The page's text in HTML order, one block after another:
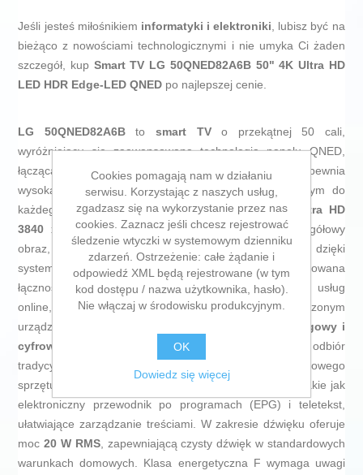
Jeśli jesteś miłośnikiem informatyki i elektroniki, lubisz być na
bieżąco z nowościami technologicznymi i nie umyka Ci żaden
szczegół, kup Smart TV LG 50QNED82A6B 50" 4K Ultra HD
LED HDR Edge-LED QNED po najlepszej cenie.
LG 50QNED82A6Bto smart TVo przekątnej 50 cali,
wyróżniający się zaawansowaną technologią panelu QNED,
łączącą kropki kwantowe i podświetlenie Mini LED, co zapewnia
wysoką jakość obrazu napłaskim ekranieoptymalnym do
każdego wnętrza. Telewizor marozdzielczość 4K Ultra HD
3840 x 2160 pikseli, gwarantującą wyraźny i szczegółowy
obraz, idealny do multimediów i przeglądania internetu dzięki
systemowi operacyjnemu WebOS w wersji 25 . Wbudowana
łączność Wi-Fi umożliwia szybki dostęp do aplikacji i usług
online, czyniąc ten Smart TV wszechstronnym i połączonym
urządzeniem. Ponadto posiada
podwójny tuner analogowy i
cyfrowy (DVB-S2, DVB-T, DVB-T2)
, pozwalający na odbiór
tradycyjnych i nowoczesnych kanałów bez dodatkowego
sprzętu. Elegancka, czarna obudowa kryje też funkcje takie jak
elektroniczny przewodnik po programach (EPG) i teletekst,
ułatwiające zarządzanie treściami. W zakresie dźwięku oferuje
moc20 W RMS, zapewniającą czysty dźwięk w standardowych
warunkach domowych. Klasa energetyczna F wymaga uwagi
Cookies pomagają nam w działaniu
serwisu. Korzystając z naszych usług,
zgadzasz się na wykorzystanie przez nas
cookies. Zaznacz jeśli chcesz rejestrować
śledzenie wtyczki w systemowym dzienniku
zdarzeń. Ostrzeżenie: całe żądanie i
odpowiedź XML będą rejestrowane (w tym
kod dostępu / nazwa użytkownika, hasło).
Nie włączaj w środowisku produkcyjnym.
OK
Dowiedz się więcej